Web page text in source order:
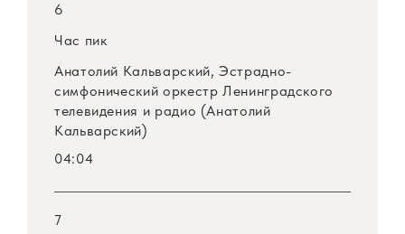
6
Час пик
Анатолий Кальварский, Эстрадно-
симфонический оркестр Ленинградского
телевидения и радио (Анатолий
Кальварский)
04:04
7